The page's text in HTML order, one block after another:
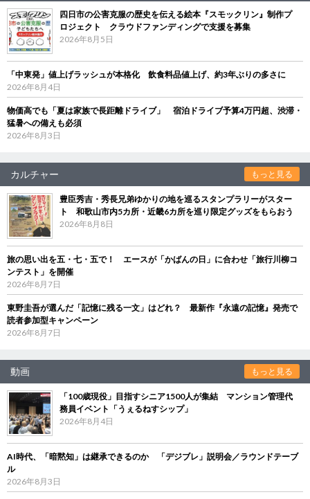
四日市の公害克服の歴史を伝える絵本『スモックリン』制作プ
ロジェクト クラウドファンディングで支援を募集
2026年8月5日
「中東発」値上げラッシュが本格化 飲食料品値上げ、約3年ぶりの多さに
2026年8月4日
物価高でも「夏は家族で長距離ドライブ」 宿泊ドライブ予算4万円超、渋滞・
猛暑への備えも必須
2026年8月3日
カルチャー もっと見る
豊臣秀吉・秀長兄弟ゆかりの地を巡るスタンプラリーがスター
ト 和歌山市内5カ所・近畿6カ所を巡り限定グッズをもらおう
2026年8月8日
旅の思い出を五・七・五で！ エースが「かばんの日」に合わせ「旅行川柳コ
ンテスト」を開催
2026年8月7日
東野圭吾が選んだ「記憶に残る一文」はどれ？ 最新作『永遠の記憶』発売で
読者参加型キャンペーン
2026年8月7日
動画 もっと見る
「100歳現役」目指すシニア1500人が集結 マンション管理代
務員イベント「うぇるねすシップ」
2026年8月4日
AI時代、「暗黙知」は継承できるのか 「デジブレ」説明会／ラウンドテーブ
ル
2026年8月3日